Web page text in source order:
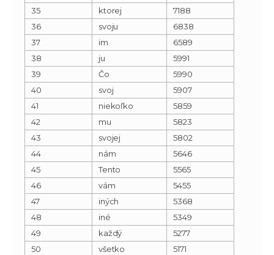
35
ktorej
7188
36
svoju
6838
37
im
6589
38
ju
5991
39
Čo
5990
40
svoj
5907
41
niekoľko
5859
42
mu
5823
43
svojej
5802
44
nám
5646
45
Tento
5565
46
vám
5455
47
iných
5368
48
iné
5349
49
každý
5277
50
všetko
5171